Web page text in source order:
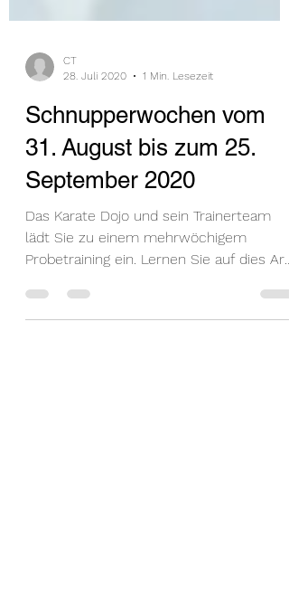
28. Juli 2020
1 Min. Lesezeit
Schnupperwochen vom
31. August bis zum 25.
September 2020
Das Karate Dojo und sein Trainerteam
lädt Sie zu einem mehrwöchigem
Probetraining ein. Lernen Sie auf dies Art